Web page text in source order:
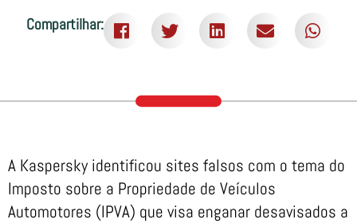
Compartilhar:
A Kaspersky identificou sites falsos com o tema do
Imposto sobre a Propriedade de Veículos
Automotores (IPVA) que visa enganar desavisados a